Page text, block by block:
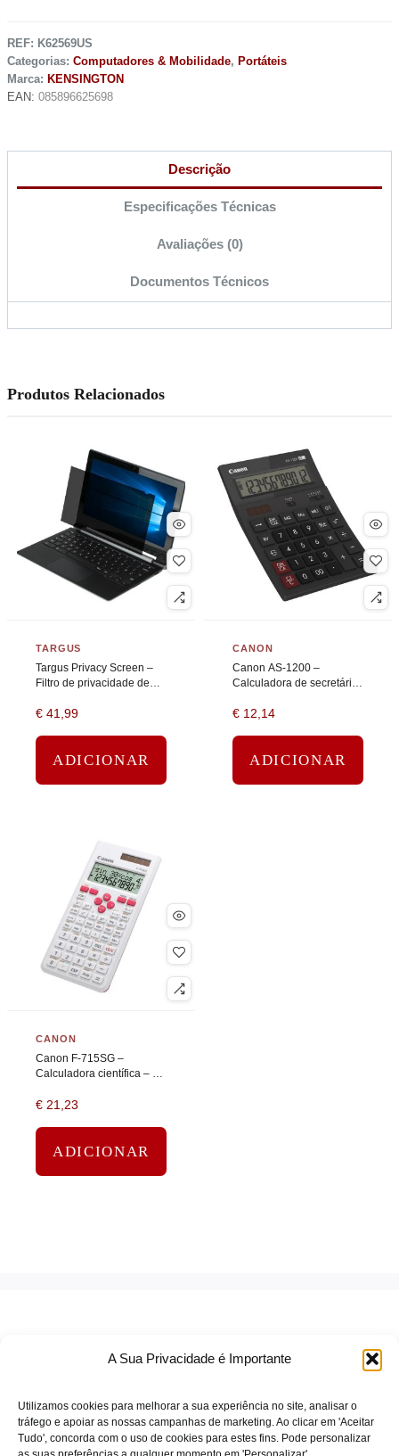
A Sua Privacidade é Importante
Utilizamos cookies para melhorar a sua experiência no site, analisar o
tráfego e apoiar as nossas campanhas de marketing. Ao clicar em 'Aceitar
Tudo', concorda com o uso de cookies para estes fins. Pode personalizar
REF: K62569US
Categorias: Computadores & Mobilidade, Portáteis
Marca: KENSINGTON
EAN: 085896625698
Descrição
Especificações Técnicas
Avaliações (0)
Documentos Técnicos
Produtos Relacionados
TARGUS
Targus Privacy Screen –
Filtro de privacidade de
14,1″ largura
€ 41,99
ADICIONAR
CANON
Canon AS-1200 –
Calculadora de secretária
bateria – cinza escuro
€ 12,14
ADICIONAR
CANON
Canon F-715SG –
Calculadora científica – 10
Painel solar, bateria –
€ 21,23
ADICIONAR
TERMOS DE SERVIÇO